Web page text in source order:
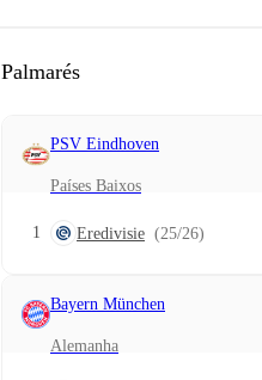
Palmarés
PSV Eindhoven
Países Baixos
1 Eredivisie (25/26)
Bayern München
Alemanha